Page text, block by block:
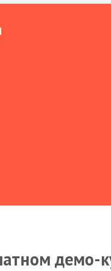
демо-